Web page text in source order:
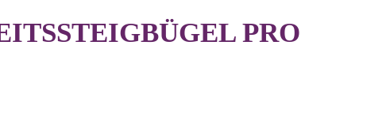
PRO